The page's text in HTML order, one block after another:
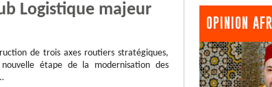
Logistique majeur
de trois axes routiers stratégiques,
étape de la modernisation des
OPINION